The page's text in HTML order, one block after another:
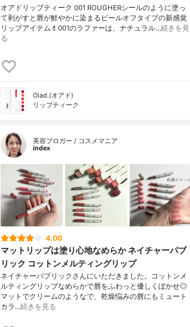
オアドリップティーク 001 ROUGHERシールのように塗っ
て剥がすと唇が鮮やかに染まるピールオフタイプの新感覚
リップアイテム💄001のラファーは、ナチュラル…続きを見
る
Oiad.(オアド)
リップティーク
美容ブロガー / コスメマニア
index
4.00
マットリップは塗り心地なめらか ネイチャーパブ
リック コットンメルティングリップ
ネイチャーパブリックさんにいただきました。コットンメ
ルティングリップなめらかで唇をふわっと優しくぼかせ◎
マットでクリームのようなで、乾燥悩みの唇にもミュート
カラ…続きを見る